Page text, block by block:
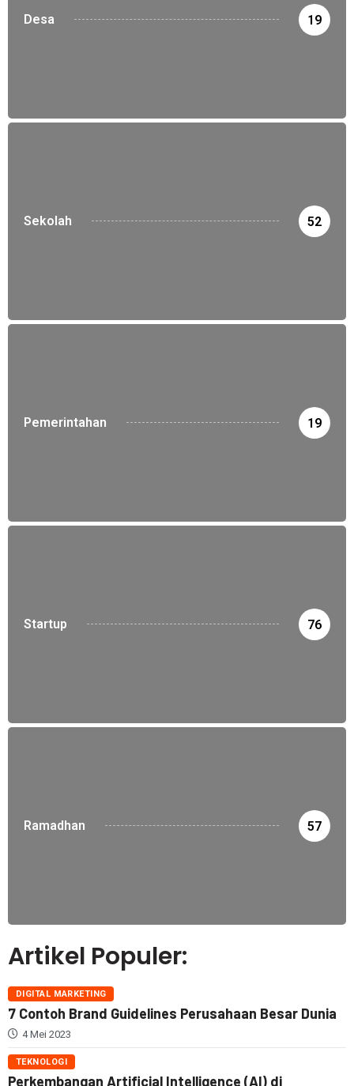
Desa 19
Sekolah 52
Pemerintahan 19
Startup 76
Ramadhan 57
Artikel Populer:
DIGITAL MARKETING
7 Contoh Brand Guidelines Perusahaan Besar Dunia
4 Mei 2023
TEKNOLOGI
Perkembangan Artificial Intelligence (AI) di